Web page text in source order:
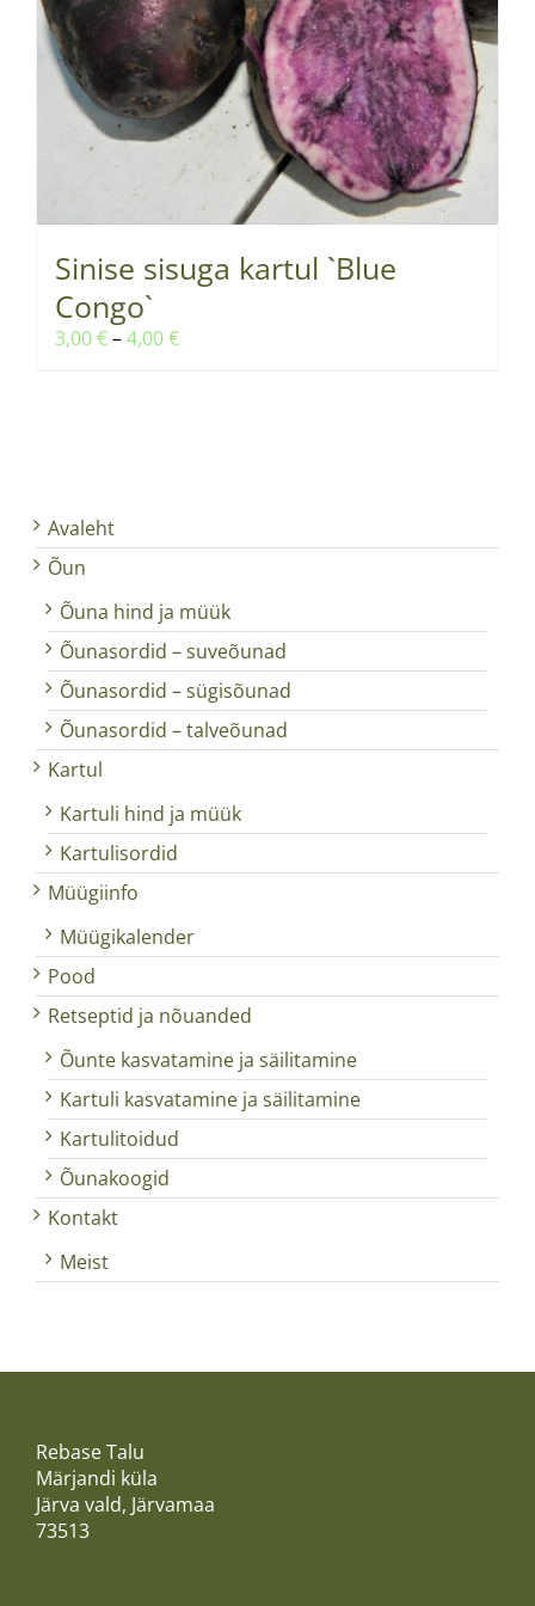
Sinise sisuga kartul `Blue
Congo`
3,00€–4,00€Hinnavahemik:
Avaleht
Õun
Õuna hind ja müük
Õunasordid – suveõunad
Õunasordid – sügisõunad
Õunasordid – talveõunad
Kartul
Kartuli hind ja müük
Kartulisordid
Müügiinfo
Müügikalender
Pood
Retseptid ja nõuanded
Õunte kasvatamine ja säilitamine
Kartuli kasvatamine ja säilitamine
Kartulitoidud
Õunakoogid
Kontakt
Meist
Rebase Talu
Märjandi küla
Järva vald, Järvamaa
73513